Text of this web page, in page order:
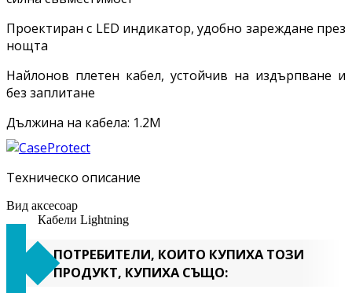
Проектиран с LED индикатор, удобно зареждане през
нощта
Найлонов плетен кабел, устойчив на издърпване и
без заплитане
Дължина на кабела: 1.2M
Техническо описание
Вид аксесоар
Кабели Lightning
ПОТРЕБИТЕЛИ, КОИТО КУПИХА ТОЗИ
ПРОДУКТ, КУПИХА СЪЩО: